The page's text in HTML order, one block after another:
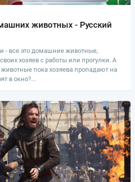
животных - Русский
- все это домашние животные,
хозяев с работы или прогулки. А
пока хозяева пропадают на
в окно?...